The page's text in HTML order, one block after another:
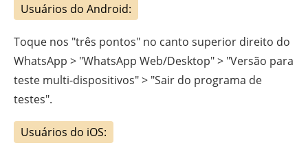
Usuários do Android:
Toque nos "três pontos" no canto superior direito do
WhatsApp > "WhatsApp Web/Desktop" > "Versão para
teste multi-dispositivos" > "Sair do programa de
testes".
Usuários do iOS: